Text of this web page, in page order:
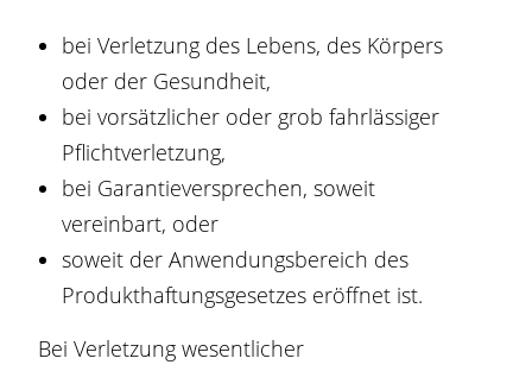
bei Verletzung des Lebens, des Körpers
oder der Gesundheit,
bei vorsätzlicher oder grob fahrlässiger
Pflichtverletzung,
bei Garantieversprechen, soweit
vereinbart, oder
soweit der Anwendungsbereich des
Produkthaftungsgesetzes eröffnet ist.
Bei Verletzung wesentlicher